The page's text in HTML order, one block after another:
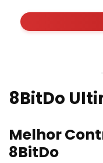
8BitDo
Melhor
8BitDo